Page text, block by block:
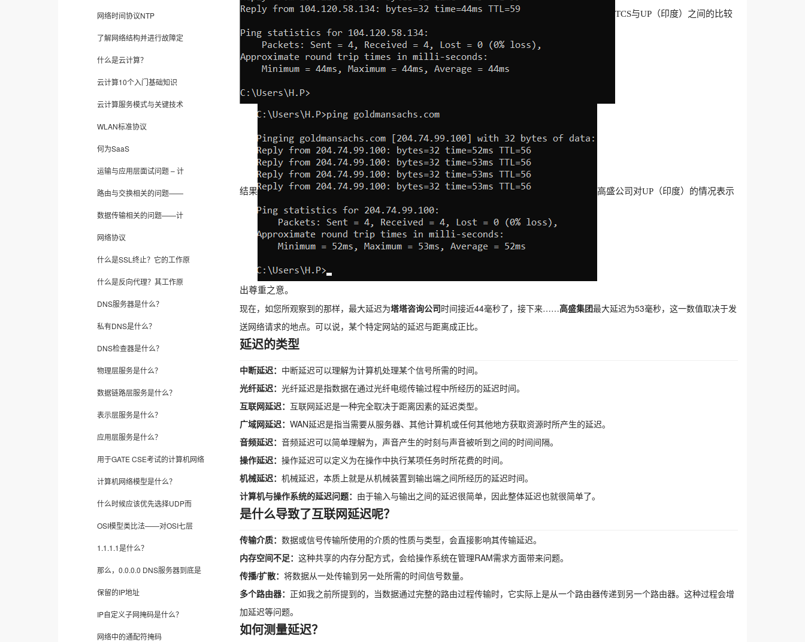
网络时间协议NTP
了解网络结构并进行故障定
什么是云计算？
云计算10个入门基础知识
云计算服务模式与关键技术
WLAN标准协议
何为SaaS
运输与应用层面试问题 – 计
路由与交换相关的问题——
数据传输相关的问题——计
网络协议
什么是SSL终止？它的工作原
什么是反向代理？其工作原
DNS服务器是什么？
私有DNS是什么？
DNS检查器是什么？
物理层服务是什么？
数据链路层服务是什么？
表示层服务是什么？
应用层服务是什么？
用于GATE CSE考试的计算机网络
计算机网络模型是什么？
什么时候应该优先选择UDP而
OSI模型类比法——对OSI七层
1.1.1.1是什么？
那么，0.0.0.0 DNS服务器到底是
保留的IP地址
IP自定义子网掩码是什么？
网络中的通配符掩码
TCS与UP（印度）之间的比较
结果 高盛公司对UP（印度）的情况表示
出尊重之意。
现在，如您所观察到的那样，最大延迟为塔塔咨询公司时间接近44毫秒了，接下来……高盛集团最大延迟为53毫秒，这一数值取决于发
送网络请求的地点。可以说，某个特定网站的延迟与距离成正比。
延迟的类型
中断延迟： 中断延迟可以理解为计算机处理某个信号所需的时间。
光纤延迟： 光纤延迟是指数据在通过光纤电缆传输过程中所经历的延迟时间。
互联网延迟： 互联网延迟是一种完全取决于距离因素的延迟类型。
广域网延迟： WAN延迟是指当需要从服务器、其他计算机或任何其他地方获取资源时所产生的延迟。
音频延迟： 音频延迟可以简单理解为，声音产生的时刻与声音被听到之间的时间间隔。
操作延迟： 操作延迟可以定义为在操作中执行某项任务时所花费的时间。
机械延迟： 机械延迟，本质上就是从机械装置到输出端之间所经历的延迟时间。
计算机与操作系统的延迟问题： 由于输入与输出之间的延迟很简单，因此整体延迟也就很简单了。
是什么导致了互联网延迟呢？
传输介质： 数据或信号传输所使用的介质的性质与类型，会直接影响其传输延迟。
内存空间不足： 这种共享的内存分配方式，会给操作系统在管理RAM需求方面带来问题。
传播/扩散： 将数据从一处传输到另一处所需的时间信号数量。
多个路由器： 正如我之前所提到的，当数据通过完整的路由过程传输时，它实际上是从一个路由器传递到另一个路由器。这种过程会增
加延迟等问题。
如何测量延迟？